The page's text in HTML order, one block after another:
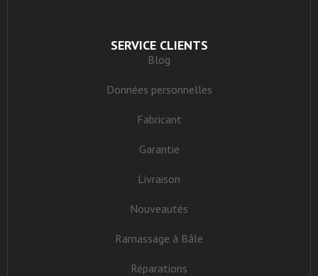
SERVICE CLIENTS
Blog
Données personnelles
Fabricant
Garantie
Livraison
Nouveautés
Ramassage à Bâle
Réparations